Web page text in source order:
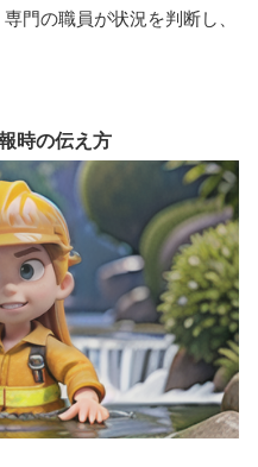
門の職員が状況を判断し、
時の伝え方